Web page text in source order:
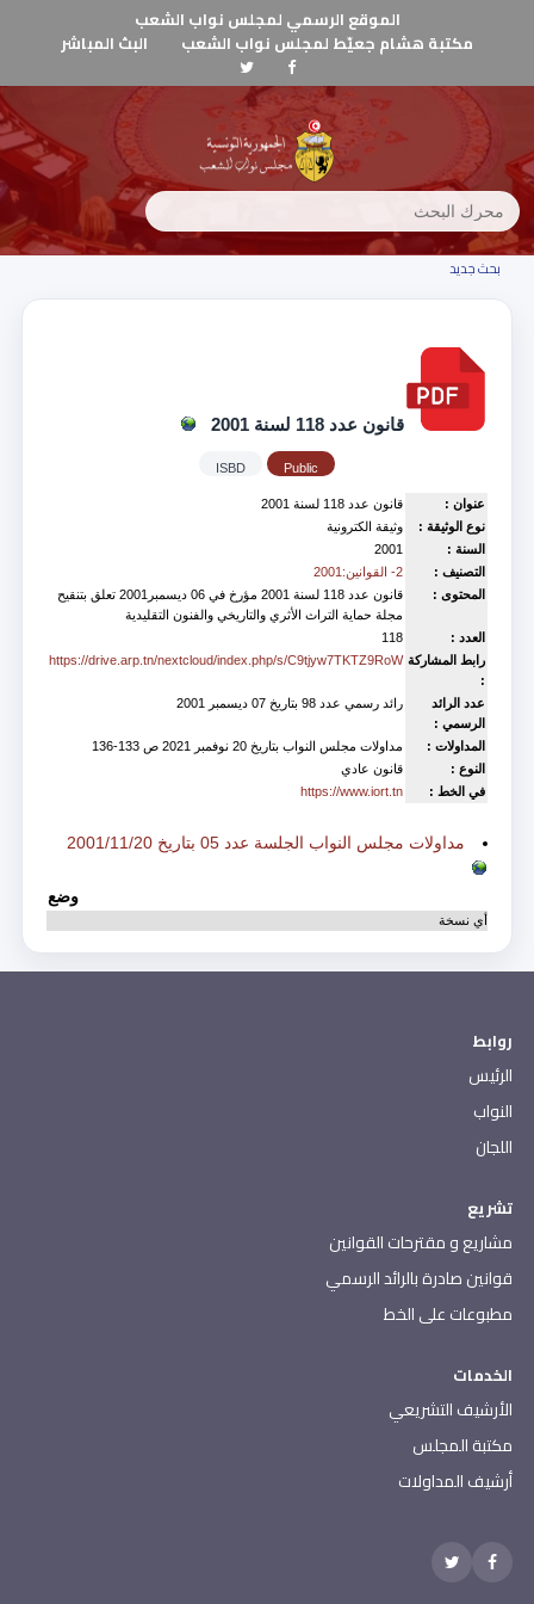
الموقع الرسمي لمجلس نواب الشعب
مكتبة هشام جعيّط لمجلس نواب الشعب
البث المباشر
بحث جديد
قانون عدد 118 لسنة 2001
Public
ISBD
عنوان :
قانون عدد 118 لسنة 2001
نوع الوثيقة :
وثيقة الكترونية
السنة :
2001
التصنيف :
2- القوانين:2001
المحتوى :
قانون عدد 118 لسنة 2001 مؤرخ في 06 ديسمبر2001 تعلق بتنقيح
مجلة حماية التراث الأثري والتاريخي والفنون التقليدية
العدد :
118
رابط المشاركة
:
https://drive.arp.tn/nextcloud/index.php/s/C9tjyw7TKTZ9RoW
عدد الرائد
الرسمي :
رائد رسمي عدد 98 بتاريخ 07 ديسمبر 2001
المداولات :
مداولات مجلس النواب بتاريخ 20 نوفمبر 2021 ص 133-136
النوع :
قانون عادي
في الخط :
https://www.iort.tn
مداولات مجلس النواب الجلسة عدد 05 بتاريخ 2001/11/20
وضع
أي نسخة
روابط
الرئيس
النواب
اللجان
تشريع
مشاريع و مقترحات القوانين
قوانين صادرة بالرائد الرسمي
مطبوعات على الخط
الخدمات
الأرشيف التشريعي
مكتبة المجلس
أرشيف المداولات